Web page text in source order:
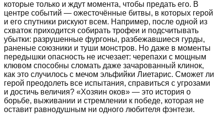
которые только и ждут момента, чтобы предать его. В
центре событий — ожесточённые битвы, в которых герой
и его спутники рискуют всем. Например, после одной из
схваток приходится собирать трофеи и подсчитывать
убытки: разрушенные фургоны, разбежавшиеся гурды,
раненые союзники и туши монстров. Но даже в моменты
передышки опасность не исчезает: черепахи с мощным
клювом способны сломать даже зачарованный клинок,
как это случилось с мечом эльфийки Лиетарис. Сможет ли
герой преодолеть все испытания, справиться с угрозами
и достичь величия? «Хозяин оков» — это история о
борьбе, выживании и стремлении к победе, которая не
оставит равнодушным ни одного любителя фэнтези.